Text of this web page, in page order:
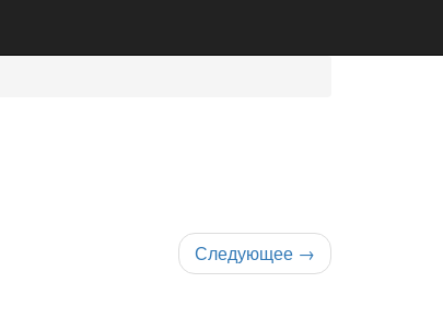
Следующее →